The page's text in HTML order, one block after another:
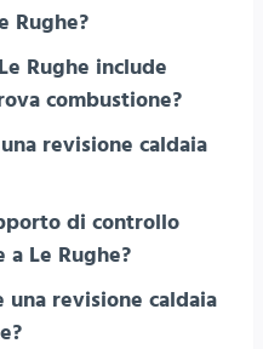
Rughe?
Rughe include
combustione?
revisione caldaia
di controllo
Le Rughe?
una revisione caldaia